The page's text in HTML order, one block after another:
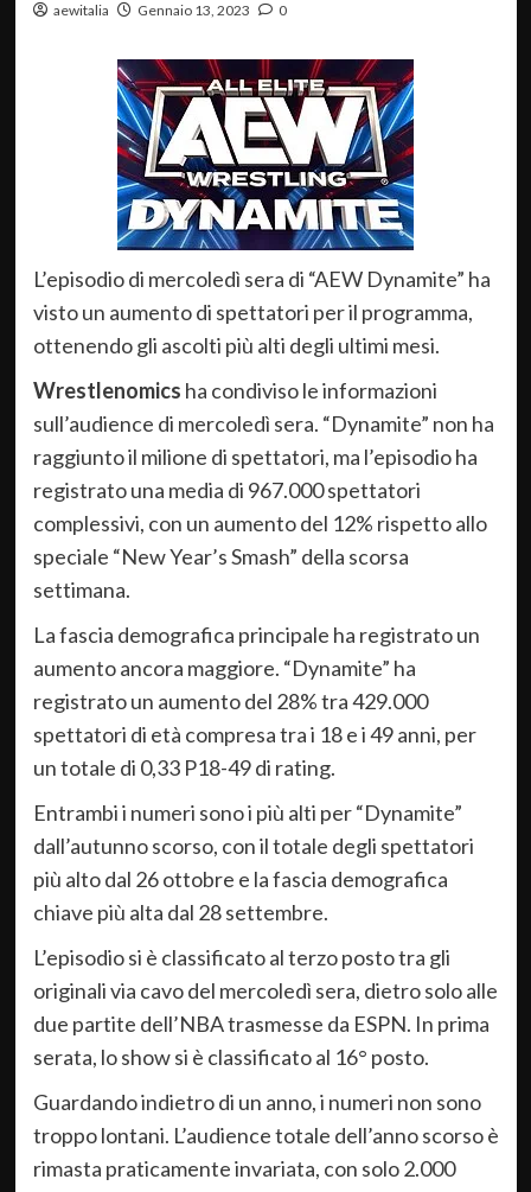
aewitalia Gennaio 13, 2023 0
L’episodio di mercoledì sera di “AEW Dynamite” ha
visto un aumento di spettatori per il programma,
ottenendo gli ascolti più alti degli ultimi mesi.
Wrestlenomics ha condiviso le informazioni
sull’audience di mercoledì sera. “Dynamite” non ha
raggiunto il milione di spettatori, ma l’episodio ha
registrato una media di 967.000 spettatori
complessivi, con un aumento del 12% rispetto allo
speciale “New Year’s Smash” della scorsa
settimana.
La fascia demografica principale ha registrato un
aumento ancora maggiore. “Dynamite” ha
registrato un aumento del 28% tra 429.000
spettatori di età compresa tra i 18 e i 49 anni, per
un totale di 0,33 P18-49 di rating.
Entrambi i numeri sono i più alti per “Dynamite”
dall’autunno scorso, con il totale degli spettatori
più alto dal 26 ottobre e la fascia demografica
chiave più alta dal 28 settembre.
L’episodio si è classificato al terzo posto tra gli
originali via cavo del mercoledì sera, dietro solo alle
due partite dell’NBA trasmesse da ESPN. In prima
serata, lo show si è classificato al 16° posto.
Guardando indietro di un anno, i numeri non sono
troppo lontani. L’audience totale dell’anno scorso è
rimasta praticamente invariata, con solo 2.000